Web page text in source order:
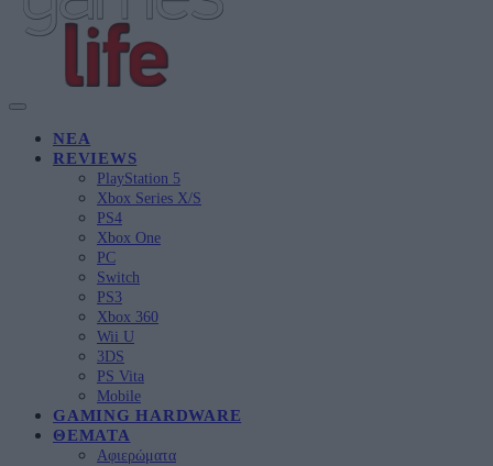
ΝΈΑ
REVIEWS
PlayStation 5
Xbox Series X/S
PS4
Xbox One
PC
Switch
PS3
Xbox 360
Wii U
3DS
PS Vita
Mobile
GAMING HARDWARE
ΘΈΜΑΤΑ
Αφιερώματα